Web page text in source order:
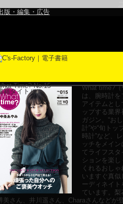
版・編集・広告
籍タイトル
Time? No.15
What time?
は、腕時計
アイテムと
ップする業
ガジン。“お
計”や“旬トッ
時計”など、
ッチをメイ
てライフス
ションを楽
くれるおし
いますぐ真
ーディネイ
ています。
美さん、井川遥さん、Charaさんなどが